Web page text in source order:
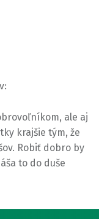
ale aj
krajšie tým, že
Robiť dobro by
to do duše